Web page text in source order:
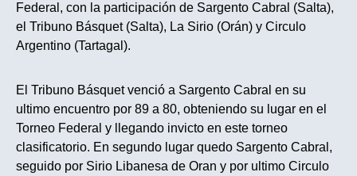
Federal, con la participación de Sargento Cabral (Salta),
el Tribuno Básquet (Salta), La Sirio (Orán) y Circulo
Argentino (Tartagal).
El Tribuno Básquet venció a Sargento Cabral en su
ultimo encuentro por 89 a 80, obteniendo su lugar en el
Torneo Federal y llegando invicto en este torneo
clasificatorio. En segundo lugar quedo Sargento Cabral,
seguido por Sirio Libanesa de Oran y por ultimo Circulo